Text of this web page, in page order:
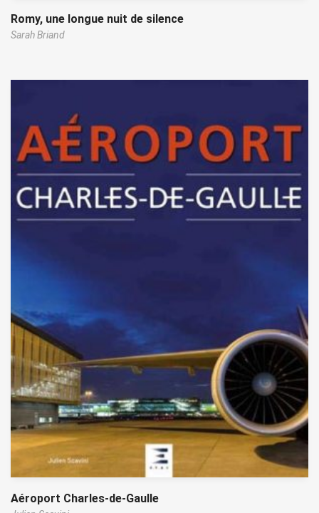
Romy, une longue nuit de silence
Sarah Briand
Aéroport Charles-de-Gaulle